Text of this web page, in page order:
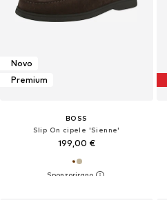
Novo
Premium
BOSS
Slip On cipele 'Sienne'
199,00 €